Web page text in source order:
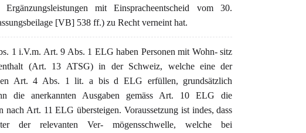
Ergänzungsleistungen mit Einspracheentscheid vom 30.
[VB] 538 ff.) zu Recht verneint hat.
1 i.V.m. Art. 9 Abs. 1 ELG haben Personen mit Wohn- sitz
(Art. 13 ATSG) in der Schweiz, welche eine der
Art. 4 Abs. 1 lit. a bis d ELG erfüllen, grundsätzlich
die anerkannten Ausgaben gemäss Art. 10 ELG die
nach Art. 11 ELG übersteigen. Voraussetzung ist indes, dass
der relevanten Ver- mögensschwelle, welche bei